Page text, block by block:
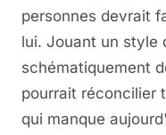
personnes devrait
lui. Jouant un style
schématiquement
pourrait réconcilier
qui manque